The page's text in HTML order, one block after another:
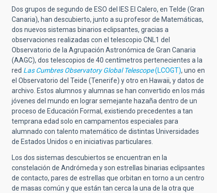
Dos grupos de segundo de ESO del IES El Calero, en Telde (Gran
Canaria), han descubierto, junto a su profesor de Matemáticas,
dos nuevos sistemas binarios eclipsantes, gracias a
observaciones realizadas con el telescopio CNL1 del
Observatorio de la Agrupación Astronómica de Gran Canaria
(AAGC), dos telescopios de 40 centímetros pertenecientes a la
red Las Cumbres Observatory Global Telescope(LCOGT), uno en
el Observatorio del Teide (Tenerife) y otro en Hawaii, y datos de
archivo. Estos alumnos y alumnas se han convertido en los más
jóvenes del mundo en lograr semejante hazaña dentro de un
proceso de Educación Formal, existiendo precedentes a tan
temprana edad solo en campamentos especiales para
alumnado con talento matemático de distintas Universidades
de Estados Unidos o en iniciativas particulares.
Los dos sistemas descubiertos se encuentran en la
constelación de Andrómeda y son estrellas binarias eclipsantes
de contacto, pares de estrellas que orbitan en torno a un centro
de masas común y que están tan cerca la una de la otra que